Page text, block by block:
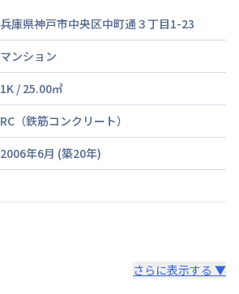
兵庫県神戸市中央区中町通３丁目1-23
マンション
1K / 25.00㎡
RC（鉄筋コンクリート）
2006年6月 (築20年)
さらに表示する ▼